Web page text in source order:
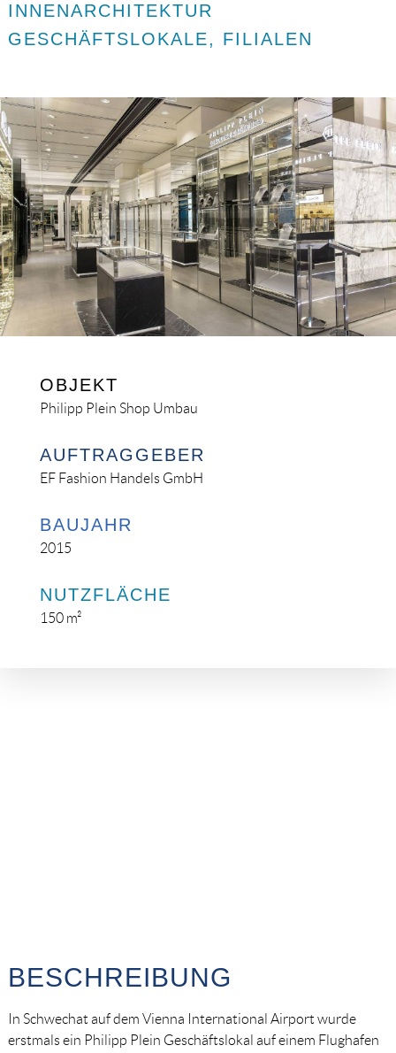
INNENARCHITEKTUR
GESCHÄFTSLOKALE, FILIALEN
OBJEKT
Philipp Plein Shop Umbau
AUFTRAGGEBER
EF Fashion Handels GmbH
BAUJAHR
2015
NUTZFLÄCHE
150 m²
BESCHREIBUNG
In Schwechat auf dem Vienna International Airport wurde
erstmals ein Philipp Plein Geschäftslokal auf einem Flughafen